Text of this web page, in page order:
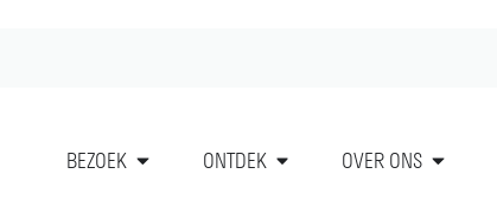
BEZOEK ONTDEK OVER ONS